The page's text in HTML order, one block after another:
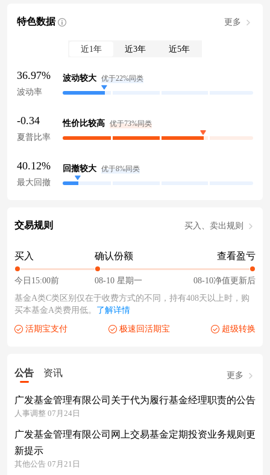
特色数据 更多
近1年 近3年 近5年
36.97%
波动率
波动较大 优于22%同类
-0.34
夏普比率
性价比较高 优于73%同类
40.12%
最大回撤
回撤较大 优于8%同类
交易规则 买入、卖出规则
买入
今日15:00前
确认份额
08-10 星期一
查看盈亏
08-10净值更新后
基金A类C类区别仅在于收费方式的不同，持有408天以上时，购
买本基金A类费用低。 了解详情
活期宝支付 极速回活期宝 超级转换
公告 资讯 更多
广发基金管理有限公司关于代为履行基金经理职责的公告
人事调整 07月24日
广发基金管理有限公司网上交易基金定期投资业务规则更
新提示
其他公告 07月21日